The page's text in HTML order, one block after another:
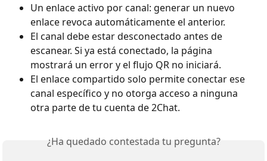
Un enlace activo por canal: generar un nuevo
enlace revoca automáticamente el anterior.
El canal debe estar desconectado antes de
escanear. Si ya está conectado, la página
mostrará un error y el flujo QR no iniciará.
El enlace compartido solo permite conectar ese
canal específico y no otorga acceso a ninguna
otra parte de tu cuenta de 2Chat.
¿Ha quedado contestada tu pregunta?